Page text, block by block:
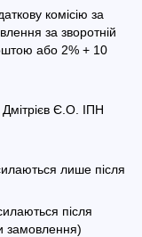
комісію за
за зворотній
або 2% + 10
Є.О. ІПН
лише після
після
замовлення)